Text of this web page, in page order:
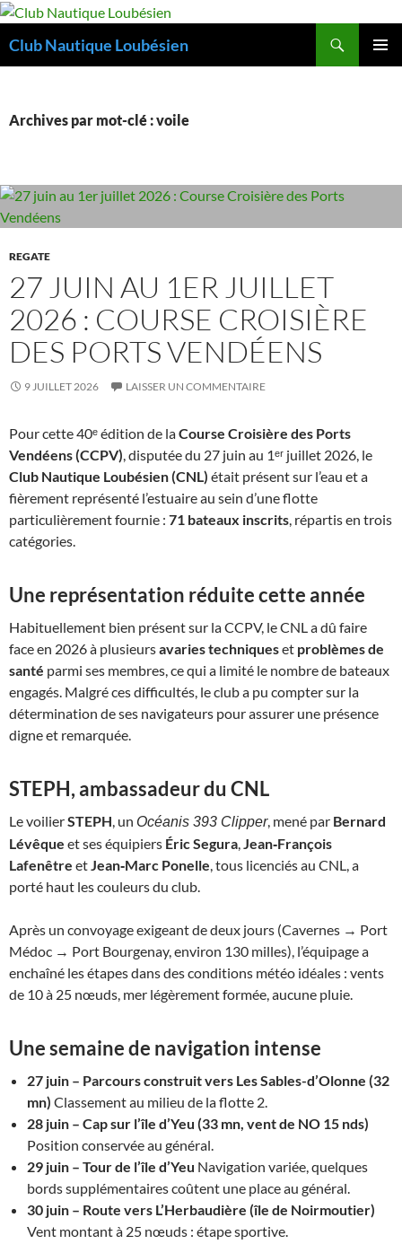
Aller
contenu
Club Nautique Loubésien
Archives par mot-clé : voile
REGATE
27 JUIN AU 1ER JUILLET
2026 : COURSE CROISIÈRE
DES PORTS VENDÉENS
9 JUILLET 2026 LAISSER UN COMMENTAIRE
Pour cette 40ᵉ édition de laCourse Croisière des Ports
Vendéens (CCPV), disputée du 27 juin au 1ᵉʳ juillet 2026, le
Club Nautique Loubésien (CNL) était présent sur l’eau et a
fièrement représenté l’estuaire au sein d’une flotte
particulièrement fournie : 71 bateaux inscrits, répartis en trois
catégories.
Une représentation réduite cette année
Habituellement bien présent sur la CCPV, le CNL a dû faire
face en 2026 à plusieursavaries techniqueset problèmes de
santé parmi ses membres, ce qui a limité le nombre de bateaux
engagés. Malgré ces difficultés, le club a pu compter sur la
détermination de ses navigateurs pour assurer une présence
digne et remarquée.
STEPH, ambassadeur du CNL
Le voilierSTEPH, un Océanis 393 Clipper, mené par Bernard
Lévêque et ses équipiers Éric Segura,Jean‑François
Lafenêtre etJean‑Marc Ponelle, tous licenciés au CNL, a
porté haut les couleurs du club.
Après un convoyage exigeant de deux jours (Cavernes → Port
Médoc → Port Bourgenay, environ 130 milles), l’équipage a
enchaîné les étapes dans des conditions météo idéales : vents
de 10 à 25 nœuds, mer légèrement formée, aucune pluie.
Une semaine de navigation intense
27 juin – Parcours construit vers Les Sables-d’Olonne (32
mn) Classement au milieu de la flotte 2.
28 juin – Cap sur l’île d’Yeu (33 mn, vent de NO 15 nds)
Position conservée au général.
29 juin – Tour de l’île d’Yeu Navigation variée, quelques
bords supplémentaires coûtent une place au général.
30 juin – Route vers L’Herbaudière (île de Noirmoutier)
Vent montant à 25 nœuds : étape sportive.